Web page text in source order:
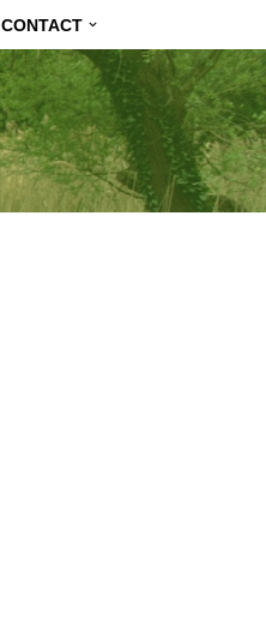
CONTACT